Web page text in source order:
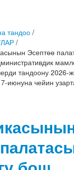
тандоо /
/
Эсептөө
тандоону 2026-
июнуна чейин